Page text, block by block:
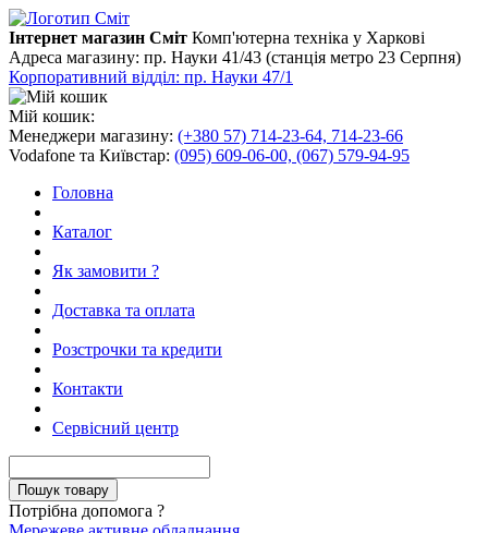
Інтернет магазин Сміт Комп'ютерна техніка у Харкові
Адреса магазину: пр. Науки 41/43 (станція метро 23 Серпня)
Корпоративний відділ: пр. Науки 47/1
Мій кошик:
Менеджери магазину: (+380 57) 714-23-64, 714-23-66
Vodafone та Київстар: (095) 609-06-00, (067) 579-94-95
Головна
Каталог
Як замовити ?
Доставка та оплата
Розстрочки та кредити
Контакти
Сервісний центр
Потрібна допомога ?